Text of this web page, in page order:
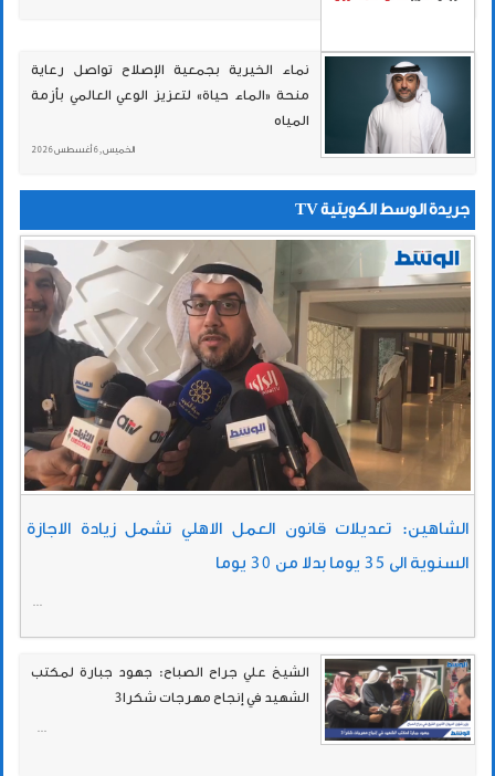
نماء الخيرية بجمعية الإصلاح تواصل رعاية
منحة «الماء حياة» لتعزيز الوعي العالمي بأزمة
المياه
الخميس , 6 أغسطس 2026
جريدة الوسط الكويتية TV
الشاهين: تعديلات قانون العمل الاهلي تشمل زيادة الاجازة
السنوية الى 35 يوما بدلا من 30 يوما
...
الشيخ علي جراح الصباح: جهود جبارة لمكتب
الشهيد في إنجاح مهرجات شكرا3
...